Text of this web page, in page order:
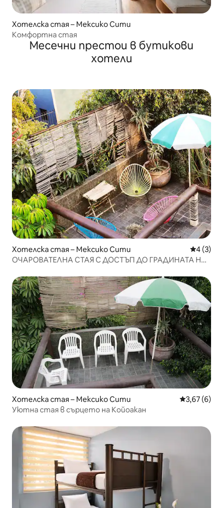
Хотелска стая – Мексико Сити
Комфортна стая
Месечни престои в бутикови
хотели
Хотелска стая – Мексико Сити Средна
4 (3)
ОЧАРОВАТЕЛНА СТАЯ С ДОСТЪП ДО ГРАДИНАТА НА
Хотелска стая – Мексико Сити Средна
3,67 (6)
Уютна стая в сърцето на Койоакан